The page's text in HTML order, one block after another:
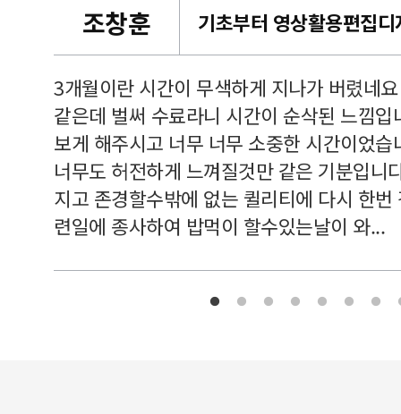
조창훈
3개월이란 시간이 무색하게 지나가 버렸네
같은데 벌써 수료라니 시간이 순삭된 느낌
보게 해주시고 너무 너무 소중한 시간이었
너무도 허전하게 느껴질것만 같은 기분입니
지고 존경할수밖에 없는 퀼리티에 다시 한
련일에 종사하여 밥먹이 할수있는날이 와...